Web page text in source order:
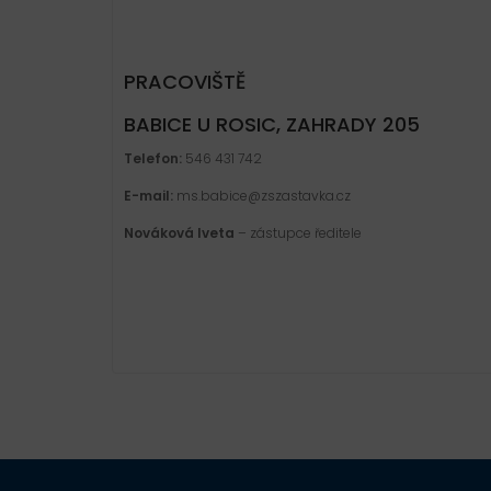
PRACOVIŠTĚ
BABICE U ROSIC, ZAHRADY 205
Telefon: 546 431 742
E-mail: ms.babice@zszastavka.cz
Nováková Iveta – zástupce ředitele